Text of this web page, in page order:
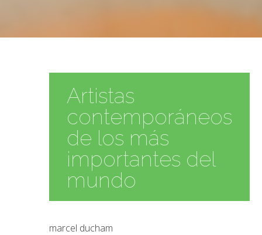
Artistas
contemporáneos
de los más
importantes del
mundo
marcel ducham